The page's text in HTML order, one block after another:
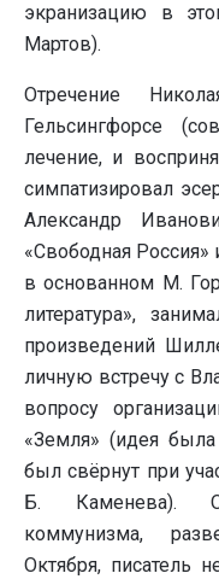
экранизацию в
Мартов).
Отречение
Гельсингфорсе
лечение, и
симпатизировал
Александр
«Свободная Россия»
в основанном М.
литература»,
произведений
личную встречу с
вопросу
«Земля» (идея
был свёрнут при
Б. Каменева).
коммунизма,
Октября, писатель